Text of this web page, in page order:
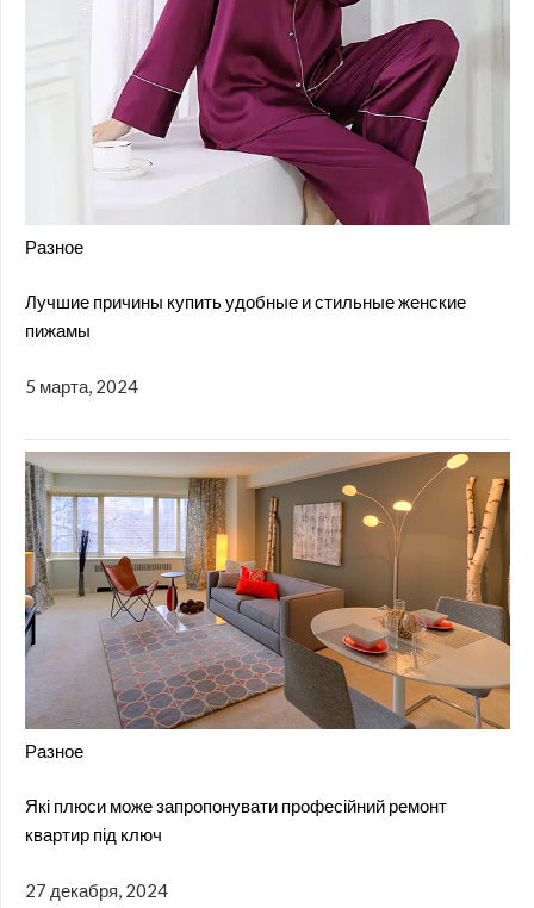
Разное
Лучшие причины купить удобные и стильные женские
пижамы
5 марта, 2024
Разное
Які плюси може запропонувати професійний ремонт
квартир під ключ
27 декабря, 2024